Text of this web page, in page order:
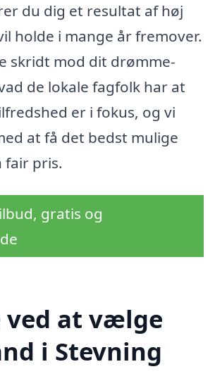
du dig et resultat af høj
holde i mange år fremover.
skridt mod dit drømme-
de lokale fagfolk har at
er i fokus, og vi
at få det bedst mulige
fair pris.
gratis og
ved at vælge
i Stevning